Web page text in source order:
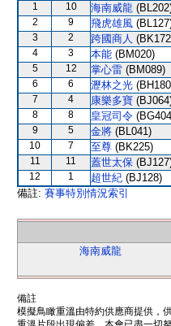
1 10 海南威龍
2
9 飛虎雄風
3
2 跨國商人
4
3 本能 (BM020)
5
12 掌心雷 (BM089)
6
6 瀝林之光
7
4 康樂多寶
8
8 皇冠司令
9
5 金將 (BL041)
10
7 至尊 (BK225)
11
11 蓋世太保
12
1 超世紀 (BJ128)
備註: 賽事特別情況索引
海南威龍
備註
模擬鳥瞰重溫由特約供應商提供，